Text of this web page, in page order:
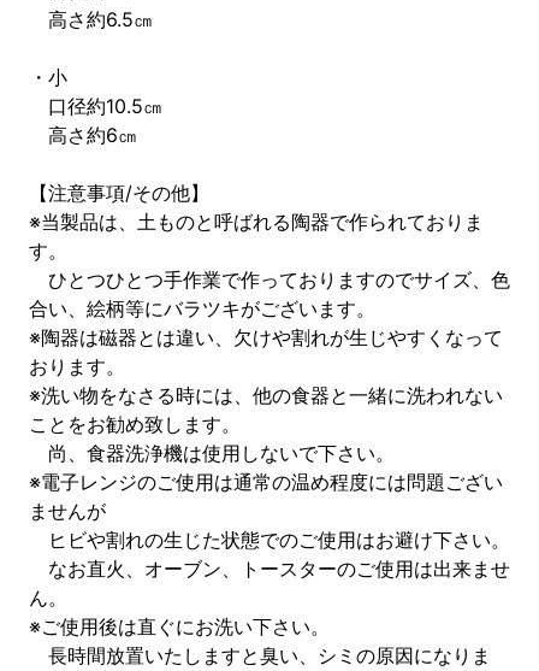
高さ約6.5㎝
・小
口径約10.5㎝
高さ約6㎝
【注意事項/その他】
※当製品は、土ものと呼ばれる陶器で作られておりま
す。
ひとつひとつ手作業で作っておりますのでサイズ、色
合い、絵柄等にバラツキがございます。
※陶器は磁器とは違い、欠けや割れが生じやすくなって
おります。
※洗い物をなさる時には、他の食器と一緒に洗われない
ことをお勧め致します。
尚、食器洗浄機は使用しないで下さい。
※電子レンジのご使用は通常の温め程度には問題ござい
ませんが
ヒビや割れの生じた状態でのご使用はお避け下さい。
なお直火、オーブン、トースターのご使用は出来ませ
ん。
※ご使用後は直ぐにお洗い下さい。
長時間放置いたしますと臭い、シミの原因になりま